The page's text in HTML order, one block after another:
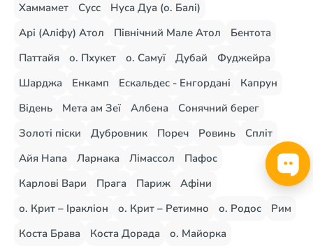
Хаммамет
Сусс
Нуса Дуа (о. Балі)
Арі (Аліфу) Атол
Північний Мале Атол
Бентота
Паттайя
о. Пхукет о. Самуї Дубай
Фуджейра
Шарджа
Енкамп Ескальдес - Енгордані
Капрун
Відень
Мета ам Зеї Албена
Сонячний берег
Золоті піски
Дубровник Пореч Ровинь
Спліт
Айя Напа
Ларнака Лімассол
Пафос
Карлові Вари
Прага Париж
Афіни
о. Крит – Іракліон
о. Крит – Ретимно о. Родос
Рим
Коста Брава
Коста Дорада о. Майорка